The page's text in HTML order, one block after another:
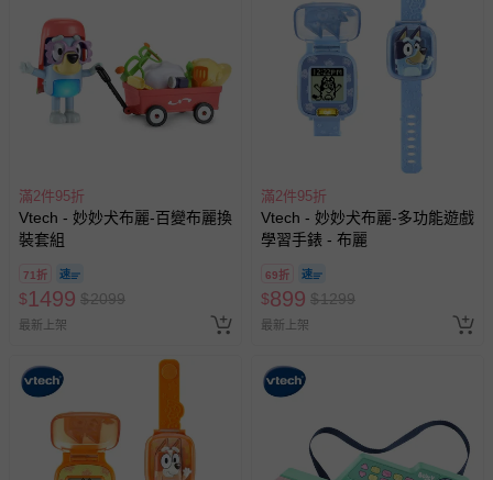
滿2件95折
Vtech - 妙妙犬布麗-百變布麗換
裝套組
71折
$1499 $2099
最新上架
滿2件95折
Vtech - 妙妙犬布麗-多功能遊戲
學習手錶 - 布麗
69折
$899 $1299
最新上架